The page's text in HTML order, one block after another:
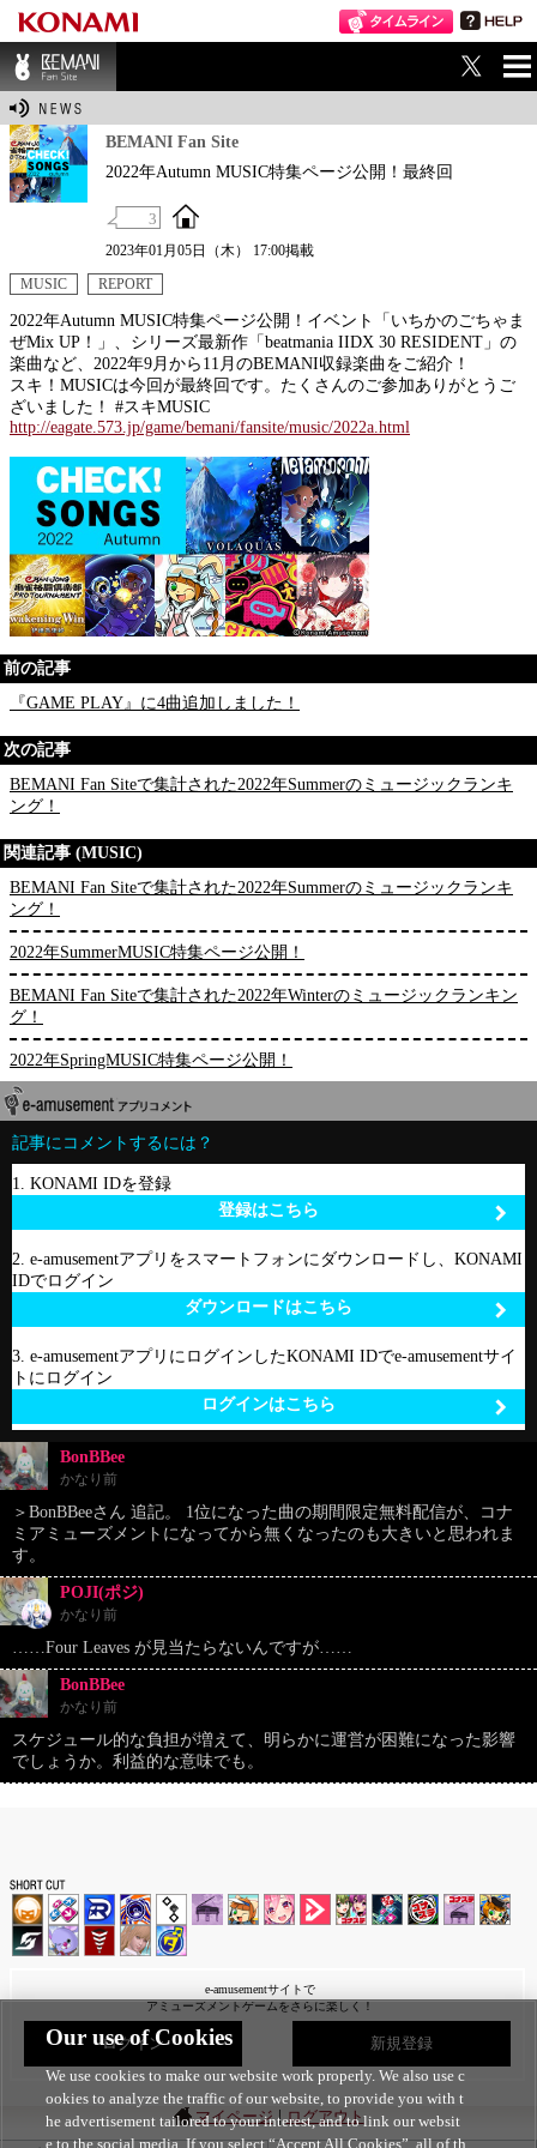
BEMANI Fan Sit
BEMANI Fan Site
2022年Autumn MUSIC特集ページ公開！最終回
3
2023年01月05日（木） 17:00掲載
MUSIC
REPORT
2022年Autumn MUSIC特集ページ公開！イベント「いちかのごちゃま
ぜMix UP！」、シリーズ最新作「beatmania IIDX 30 RESIDENT」の
楽曲など、2022年9月から11月のBEMANI収録楽曲をご紹介！
スキ！MUSICは今回が最終回です。たくさんのご参加ありがとうご
ざいました！ #スキMUSIC
http://eagate.573.jp/game/bemani/fansite/music/2022a.html
前の記事
『GAME PLAY』に4曲追加しました！
次の記事
BEMANI Fan Siteで集計された2022年Summerのミュージックランキ
ング！
関連記事 (MUSIC)
BEMANI Fan Siteで集計された2022年Summerのミュージックランキ
ング！
2022年SummerMUSIC特集ページ公開！
BEMANI Fan Siteで集計された2022年Winterのミュージックランキン
グ！
2022年SpringMUSIC特集ページ公開！
記事にコメントするには？
1. KONAMI IDを登録
登録はこちら
2. e-amusementアプリをスマートフォンにダウンロードし、KONAMI
IDでログイン
ダウンロードはこちら
3. e-amusementアプリにログインしたKONAMI IDでe-amusementサイ
トにログイン
ログインはこちら
BonBBee
かなり前
＞BonBBeeさん 追記。 1位になった曲の期間限定無料配信が、コナ
ミアミューズメントになってから無くなったのも大きいと思われま
す。
POJI(ポジ)
かなり前
……Four Leaves が見当たらないんですが……
BonBBee
かなり前
スケジュール的な負担が増えて、明らかに運営が困難になった影響
でしょうか。利益的な意味でも。
e-amusementサイトで
アミューズメントゲームをさらに楽しく！
ログイン 新規登録
マイページ|ログアウト
Our use of Cookies
We use cookies to make our website work properly. We also use c
ookies to analyze the traffic of our website, to provide you with t
he advertisement tailored to your interest, and to link our websit
e to the social media. If you select “Accept All Cookies”, all of th